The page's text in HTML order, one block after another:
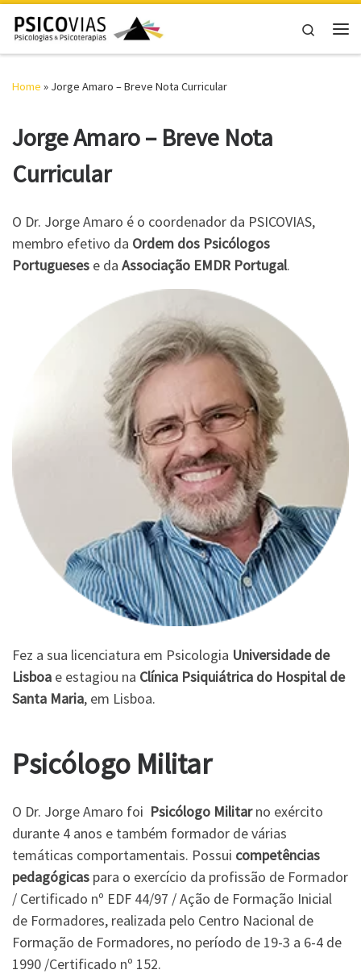
Skip to content
Search
Home » Jorge Amaro – Breve Nota Curricular
Jorge Amaro – Breve Nota
Curricular
O Dr. Jorge Amaro é o coordenador da PSICOVIAS,
membro efetivo da Ordem dos Psicólogos
Portugueses e da Associação EMDR Portugal.
Fez a sua licenciatura em Psicologia Universidade de
Lisboa e estagiou na Clínica Psiquiátrica do Hospital de
Santa Maria, em Lisboa.
Psicólogo Militar
O Dr. Jorge Amaro foi Psicólogo Militarno exército
durante 4 anos e também formador de várias
temáticas comportamentais. Possui competências
pedagógicas para o exercício da profissão de Formador
/ Certificado nº EDF 44/97 / Ação de Formação Inicial
de Formadores, realizada pelo Centro Nacional de
Formação de Formadores, no período de 19-3 a 6-4 de
1990 /Certificado nº 152.